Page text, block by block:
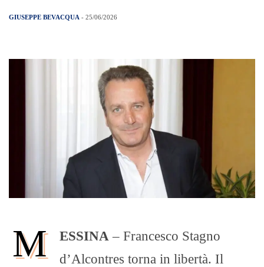
GIUSEPPE BEVACQUA - 25/06/2026
M ESSINA – Francesco Stagno
d’Alcontres torna in libertà. Il